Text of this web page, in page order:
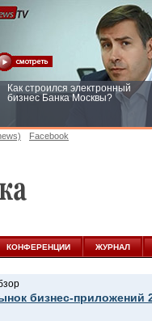
Как строился электронный
бизнес Банка Москвы?
Facebook
КОНФЕРЕНЦИИ ЖУРНАЛ
бизнес-приложений